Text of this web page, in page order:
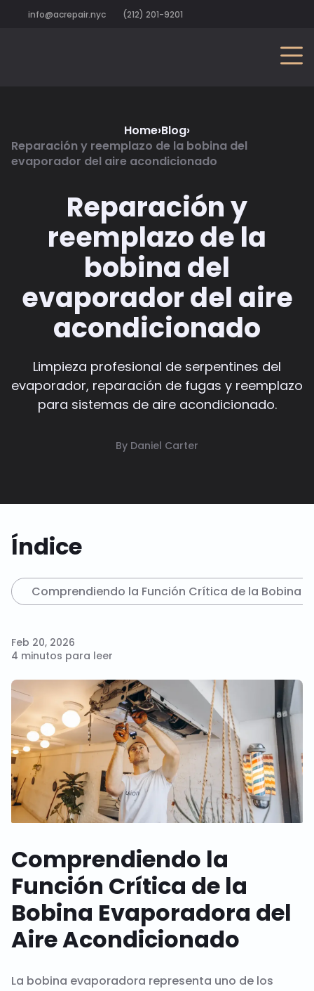
info@acrepair.nyc (212) 201-9201
Home›Blog›
Reparación y reemplazo de la bobina del
evaporador del aire acondicionado
Reparación y
reemplazo de la
bobina del
evaporador del aire
acondicionado
Limpieza profesional de serpentines del
evaporador, reparación de fugas y reemplazo
para sistemas de aire acondicionado.
By Daniel Carter
Índice
Comprendiendo la Función Crítica de la Bobina
Feb 20, 2026
4 minutos para leer
Comprendiendo la
Función Crítica de la
Bobina Evaporadora del
Aire Acondicionado
La bobina evaporadora representa uno de los